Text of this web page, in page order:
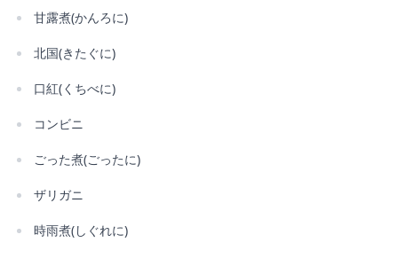
甘露煮(かんろに)
北国(きたぐに)
口紅(くちべに)
コンビニ
ごった煮(ごったに)
ザリガニ
時雨煮(しぐれに)